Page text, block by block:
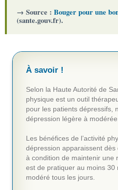
→ Source :Bouger pour une
(sante.gouv.fr).
À savoir !
Selon la Haute Autorité de
physique est un outil
pour les patients dépressifs,
dépression légère à modérée.
Les bénéfices de l’activité
dépression apparaissent dès
à condition de maintenir une
est de pratiquer au moins 30
modéré tous les jours.